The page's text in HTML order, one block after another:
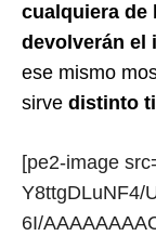
cualquiera de
devolverán el
ese mismo
sirve distinto
[pe2-image
Y8ttgDLuNF4/
6I/